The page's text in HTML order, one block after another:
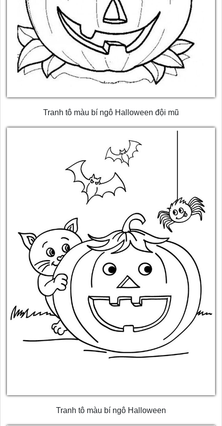
Tranh tô màu bí ngô Halloween đội mũ
Tranh tô màu bí ngô Halloween